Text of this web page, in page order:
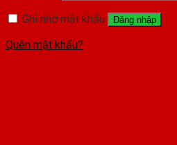
Ghi nhớ mật khẩu
Đăng nhập
Quên mật khẩu?